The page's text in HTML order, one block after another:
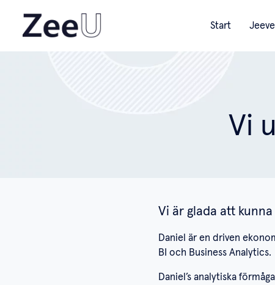
Start
Vi
Vi är glada att
Daniel är en driven
BI och Business Analytics.
Daniel’s analytiska